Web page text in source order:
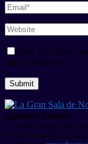
Save my name,
time I comment.
Quienes Somos
La Gran Sala de
97.10 de Radio La